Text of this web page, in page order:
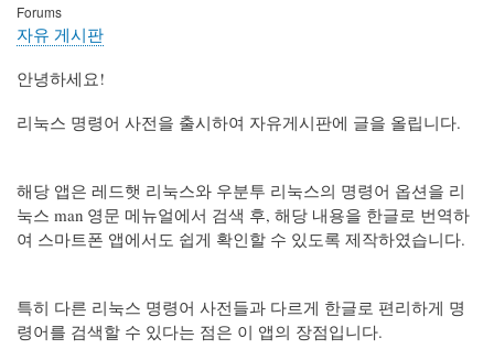
Forums
자유 게시판
안녕하세요!
리눅스 명령어 사전을 출시하여 자유게시판에 글을 올립니다.
해당 앱은 레드햇 리눅스와 우분투 리눅스의 명령어 옵션을 리
눅스 man 영문 메뉴얼에서 검색 후, 해당 내용을 한글로 번역하
여 스마트폰 앱에서도 쉽게 확인할 수 있도록 제작하였습니다.
특히 다른 리눅스 명령어 사전들과 다르게 한글로 편리하게 명
령어를 검색할 수 있다는 점은 이 앱의 장점입니다.